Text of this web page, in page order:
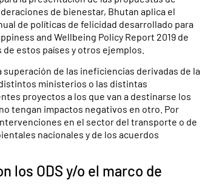
de bienestar, Bhutan aplica el
de políticas de felicidad desarrollado para
and Wellbeing Policy Report 2019 de
estos países y otros ejemplos.
de las ineficiencias derivadas de la
ministerios o las distintas
proyectos a los que van a destinarse los
tengan impactos negativos en otro. Por
en el sector del transporte o de
nacionales y de los acuerdos
los ODS y/o el marco de